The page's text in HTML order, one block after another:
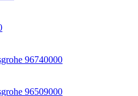
96740000
96509000